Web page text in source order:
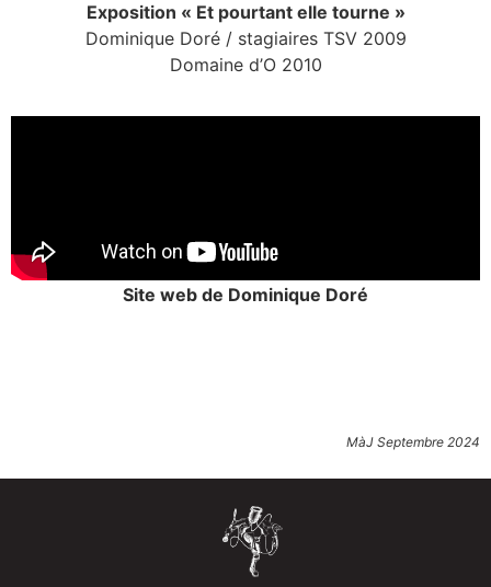
Exposition « Et pourtant elle tourne »
Dominique Doré / stagiaires TSV 2009
Domaine d’O 2010
Site web de Dominique Doré
MàJ Septembre 2024